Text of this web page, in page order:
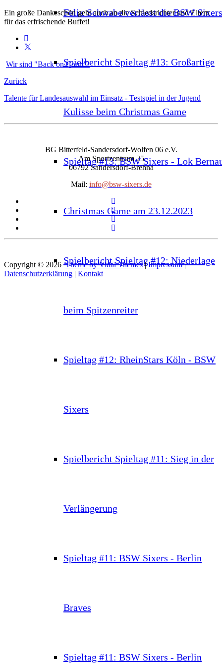
Felix Schwabe verlässt die BSW Sixers
Spielbericht Spieltag #13: Großartige
Kulisse beim Christmas Game
Spieltag #13: BSW Sixers - Lok
Christmas Game am 23.12.2023
Spielbericht Spieltag #12: Niederlage
beim Spitzenreiter
Spieltag #12: RheinStars Köln - BSW
Sixers
Spielbericht Spieltag #11: Sieg in der
Verlängerung
Spieltag #11: BSW Sixers - Berlin
Braves
Spieltag #11: BSW Sixers - Berlin
Ein große Dankeschön geht auch an die Schiedsrichter und Eltern
für das erfrischende Buffet!
Wir sind "Back on Court"!
Zurück
Talente für Landesauswahl im Einsatz - Testspiel in der Jugend
BG Bitterfeld-Sandersdorf-Wolfen 06 e.V.
Am Sportzentrum 25
06792 Sandersdorf-Brehna
Mail: info@bsw-sixers.de
Copyright © 2026 Theme by Vidal Themes|Impressum|
Datenschutzerklärung | Kontakt